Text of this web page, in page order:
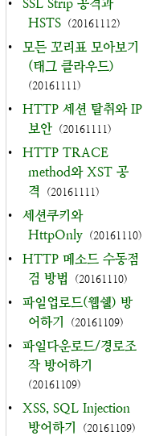
•
SSL Strip 공격과
HSTS (20161112)
•
모든 꼬리표 모아보기
(태그 클라우드)
(20161111)
•
HTTP 세션 탈취와 IP
보안 (20161111)
•
HTTP TRACE
method와 XST 공
격
(20161111)
•
세션쿠키와
HttpOnly (20161110)
•
HTTP 메소드 수동점
검 방법
(20161110)
•
파일업로드(웹쉘) 방
어하기
(20161109)
•
파일다운로드/경로조
작 방어하기
(20161109)
•
XSS, SQL Injection
방어하기
(20161109)